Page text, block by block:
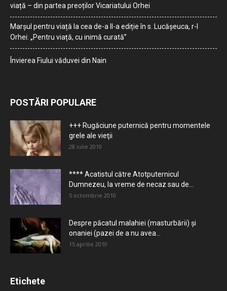
viață – din partea preoților Vicariatului Orhei
Marșul pentru viață la cea de-a II-a ediție în s. Lucășeuca, r-l
Orhei: „Pentru viață, cu inimă curată”
Învierea Fiului văduvei din Nain
POSTĂRI POPULARE
+++ Rugăciune puternică pentru momentele
grele ale vieţii
28 iulie 2010
**** Acatistul către Atotputernicul
Dumnezeu, la vreme de necaz sau de...
5 octombrie 2010
Despre păcatul malahiei (masturbării) şi
onaniei (pazei de a nu avea...
15 aprilie 2010
Etichete